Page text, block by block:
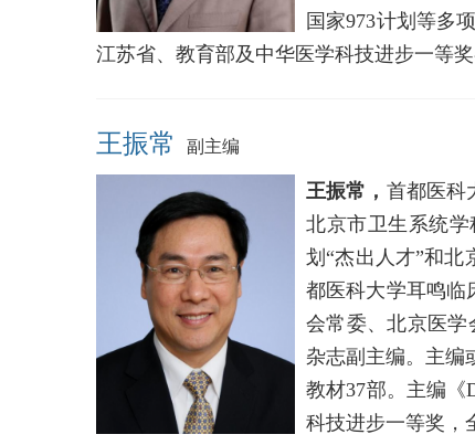
国家973计划等多
江苏省、教育部及中华医学科技进步一等
王振常 副主编
王振常， 首都医科
北京市卫生系统
划“杰出人才”和
都医科大学耳鸣临
会常委、北京医学
杂志副主编。主编
教材37部。主编《
科技进步一等奖，